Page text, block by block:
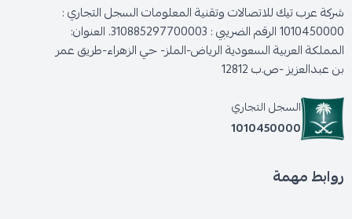
شركة عرب تيك للاتصالات وتقنية المعلومات السجل التجاري :
1010450000 الرقم الضريبي : 310885297700003. العنوان:
المملكة العربية السعودية الرياض-الملز- حي الزهراء-طريق عمر
بن عبدالعزيز -ص.ب 12812
السجل التجاري
1010450000
روابط مهمة